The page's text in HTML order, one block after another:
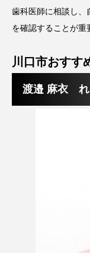
歯科医師に相談し、
を確認することが重
川口市おすす
渡邉 麻衣 れ